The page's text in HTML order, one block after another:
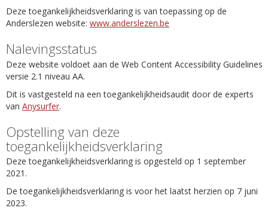
Deze toegankelijkheidsverklaring is van toepassing op de
Anderslezen website: www.anderslezen.be
Nalevingsstatus
Deze website voldoet aan de Web Content Accessibility Guidelines
versie 2.1 niveau AA.
Dit is vastgesteld na een toegankelijkheidsaudit door de experts
van Anysurfer.
Opstelling van deze
toegankelijkheidsverklaring
Deze toegankelijkheidsverklaring is opgesteld op 1 september
2021.
De toegankelijkheidsverklaring is voor het laatst herzien op 7 juni
2023.